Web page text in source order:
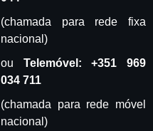
(chamada para rede fixa
nacional)
ou Telemóvel: +351 969
034 711
(chamada para rede móvel
nacional)